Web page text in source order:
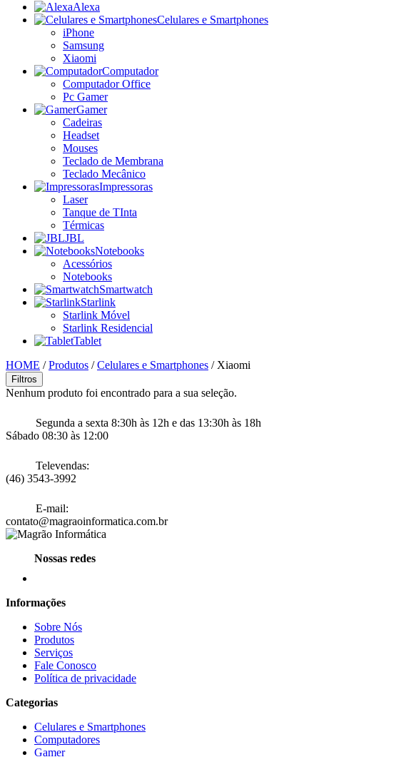
Alexa
Celulares e Smartphones
iPhone
Samsung
Xiaomi
Computador
Computador Office
Pc Gamer
Gamer
Cadeiras
Headset
Mouses
Teclado de Membrana
Teclado Mecânico
Impressoras
Laser
Tanque de TInta
Térmicas
JBL
Notebooks
Acessórios
Notebooks
Smartwatch
Starlink
Starlink Móvel
Starlink Residencial
Tablet
HOME /Produtos /Celulares e Smartphones /Xiaomi
Filtros
Nenhum produto foi encontrado para a sua seleção.
Segunda a sexta 8:30h às 12h e das 13:30h às 18h
Sábado 08:30 às 12:00
Televendas:
(46) 3543-3992
E-mail:
contato@magraoinformatica.com.br
Nossas redes
Informações
Sobre Nós
Produtos
Serviços
Fale Conosco
Política de privacidade
Categorias
Celulares e Smartphones
Computadores
Gamer